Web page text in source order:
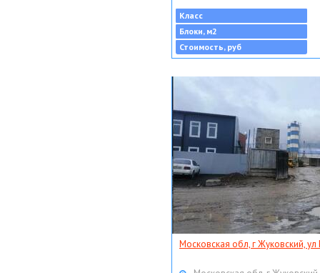
Класс
Блоки, м2
Стоимость, руб
Московская обл, г Жуковский,